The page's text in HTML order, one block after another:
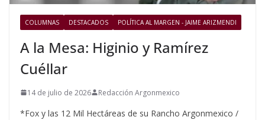
COLUMNAS DESTACADOS POLÍTICA AL MARGEN - JAIME ARIZMENDI
A la Mesa: Higinio y Ramírez
Cuéllar
14 de julio de 2026 Redacción Argonmexico
*Fox y las 12 Mil Hectáreas de su Rancho Argonmexico /